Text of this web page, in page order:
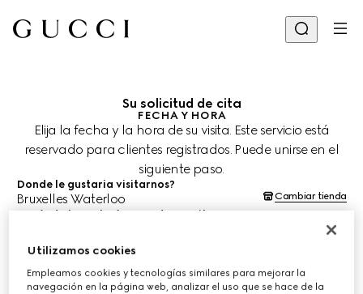
Su solicitud de cita
FECHA Y HORA
Elija la fecha y la hora de su visita. Este servicio está
reservado para clientes registrados. Puede unirse en el
siguiente paso.
Donde le gustaria visitarnos?
Bruxelles Waterloo Cambiar tienda
¿Cuándo le gustaría agendar su cita?
Las fechas y horas se muestran en la hora local de la tienda (ECT) y
están sujetas a la confirmación del equipo de asesoría de clientes.
Utilizamos cookies
Empleamos cookies y tecnologías similares para mejorar la
navegación en la página web, analizar el uso que se hace de la